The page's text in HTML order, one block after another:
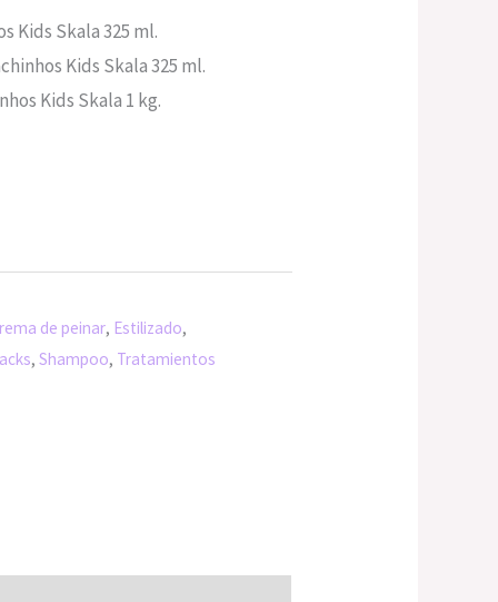
97.00.
Kids Skala 325 ml.
Kids Skala 325 ml.
Kids Skala 1 kg.
de peinar, Estilizado,
, Shampoo, Tratamientos